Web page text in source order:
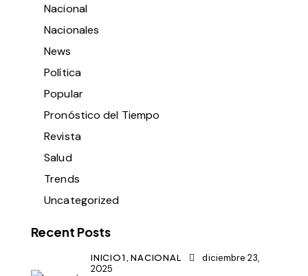
Nacional
Nacionales
News
Política
Popular
Pronóstico del Tiempo
Revista
Salud
Trends
Uncategorized
Recent Posts
INICIO1,NACIONAL
diciembre 23,
2025